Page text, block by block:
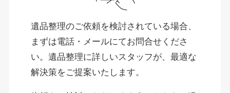
遺品整理のご依頼を検討されている場合、
まずは電話・メールにてお問合せくださ
い。遺品整理に詳しいスタッフが、最適な
解決策をご提案いたします。